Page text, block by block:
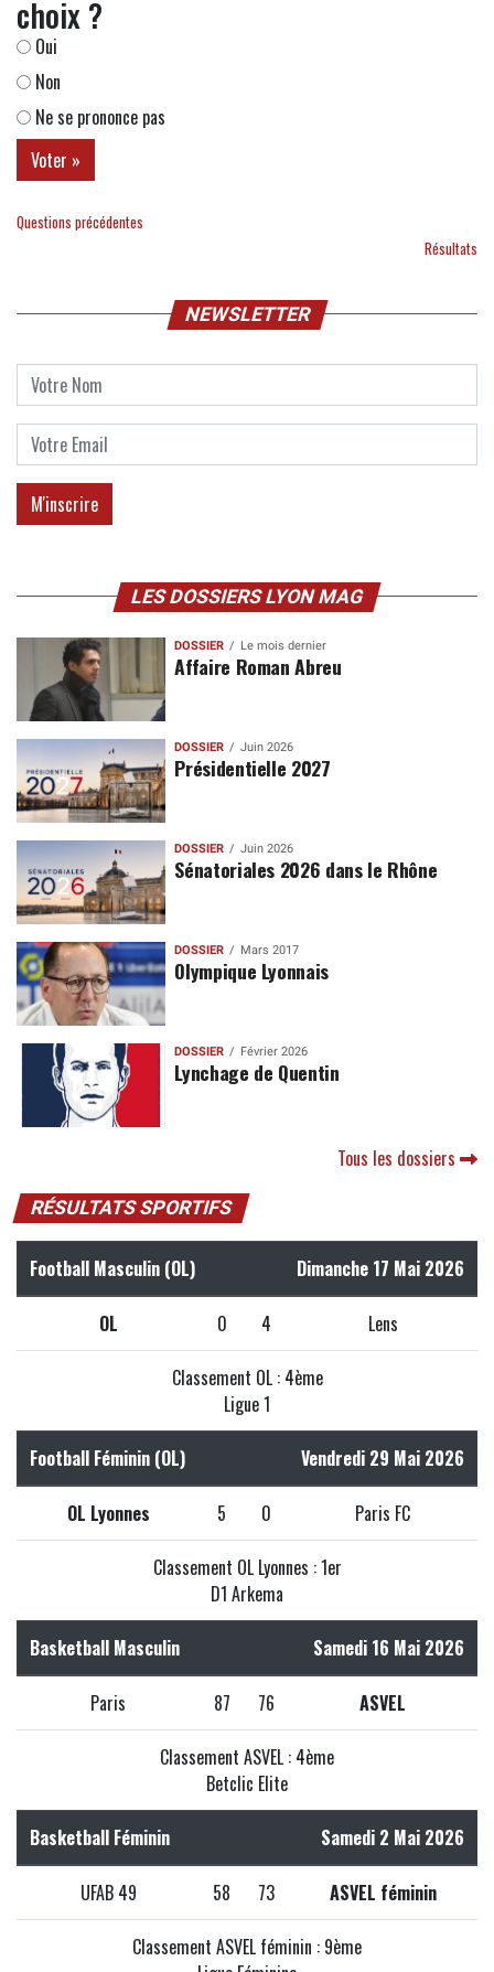
choix ?
Oui
Non
Ne se prononce pas
Questions précédentes
Résultats
NEWSLETTER
LES DOSSIERS LYON MAG
DOSSIER Le mois dernier
Affaire Roman Abreu
DOSSIER Juin 2026
Présidentielle 2027
DOSSIER Juin 2026
Sénatoriales 2026 dans le Rhône
DOSSIER Mars 2017
Olympique Lyonnais
DOSSIER Février 2026
Lynchage de Quentin
Tous les dossiers
RÉSULTATS SPORTIFS
Football Masculin (OL) Dimanche 17 Mai 2026
OL 0 4 Lens
Classement OL : 4ème
Ligue 1
Football Féminin (OL) Vendredi 29 Mai 2026
OL Lyonnes 5 0 Paris FC
Classement OL Lyonnes : 1er
D1 Arkema
Basketball Masculin Samedi 16 Mai 2026
Paris 87 76 ASVEL
Classement ASVEL : 4ème
Betclic Elite
Basketball Féminin Samedi 2 Mai 2026
UFAB 49 58 73 ASVEL féminin
Classement ASVEL féminin : 9ème